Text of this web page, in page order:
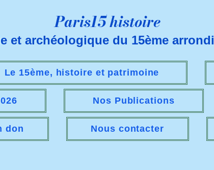
Paris15 histoire
et archéologique du 15ème
Le 15ème, histoire et patrimoine
Nos Publications
don Nous contacter